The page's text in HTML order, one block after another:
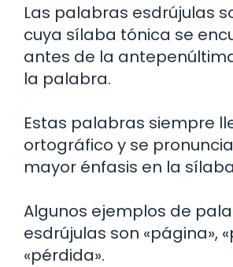
Las palabras esdrújulas
cuya sílaba tónica se
antes de la
la palabra.
Estas palabras siempre
ortográfico y se
mayor énfasis en la
Algunos ejemplos de
esdrújulas son «página»,
«pérdida».